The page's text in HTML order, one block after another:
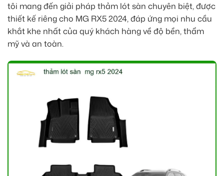
tôi mang đến giải pháp thảm lót sàn chuyên biệt, được
thiết kế riêng cho MG RX5 2024, đáp ứng mọi nhu cầu
khắt khe nhất của quý khách hàng về độ bền, thẩm
mỹ và an toàn.